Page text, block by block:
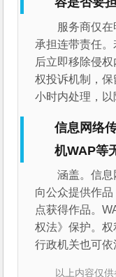
服务商仅
承担连带责任
后立即移除侵
权投诉机制，
小时内处理，以
信息网络
机WAP等
涵盖。信
向公众提供作
点获得作品。
权法》保护。权
行政机关也可依
以上内容仅